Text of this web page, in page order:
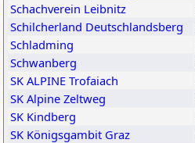
Schachverein Leibnitz
Schilcherland Deutschlandsberg
Schladming
Schwanberg
SK ALPINE Trofaiach
SK Alpine Zeltweg
SK Kindberg
SK Königsgambit Graz